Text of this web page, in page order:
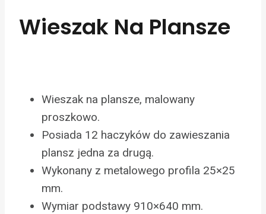
Wieszak Na Plansze
Wieszak na plansze, malowany
proszkowo.
Posiada 12 haczyków do zawieszania
plansz jedna za drugą.
Wykonany z metalowego profila 25×25
mm.
Wymiar podstawy 910×640 mm.